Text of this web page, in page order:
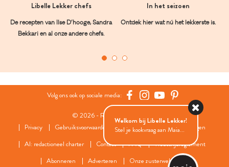
Libelle Lekker chefs
De recepten van Ilse D’hooge, Sandra
Bekkari en al onze andere chefs.
In het seizoen
Ontdek hier wat nú het lekkerste is.
Volg ons ook op sociale media:
© 2026 - Roularta Media Group
Privacy
Gebruiksvoorwaarden Cookies
Cookies instellingen
AI: redactioneel charter
Contact FAQ
Wedstrijdreglement
Abonneren
Adverteren Onze zusterwebsites
Welkom bij Libelle Lekker!
Stel je kookvraag aan Maia...